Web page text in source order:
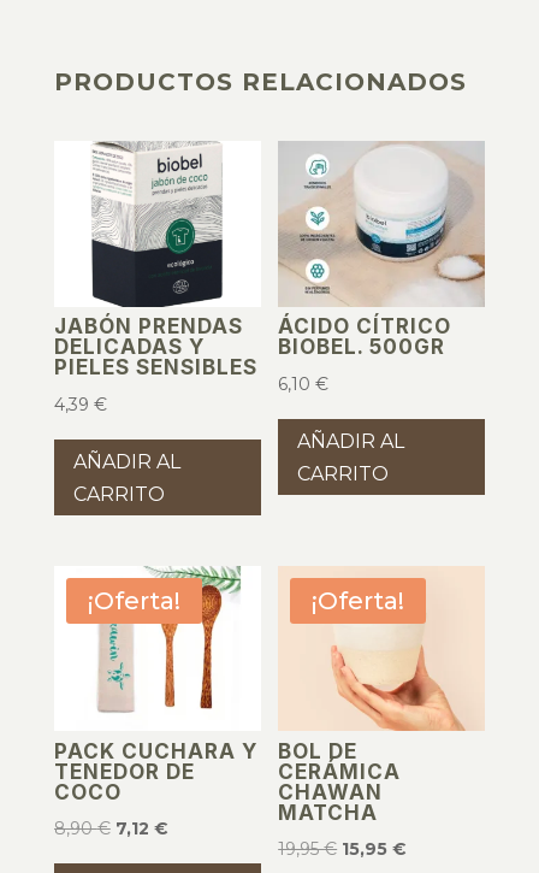
PRODUCTOS RELACIONADOS
JABÓN PRENDAS
DELICADAS Y
PIELES SENSIBLES
4,39 €
AÑADIR AL
CARRITO
ÁCIDO CÍTRICO
BIOBEL. 500GR
6,10€
AÑADIR AL
CARRITO
¡Oferta!
PACK CUCHARA Y
TENEDOR DE
COCO
8,90€ El
precio
7,12 €El
precio
¡Oferta!
BOL DE
CERÁMICA
CHAWAN
MATCHA
19,95€ El
15,95€